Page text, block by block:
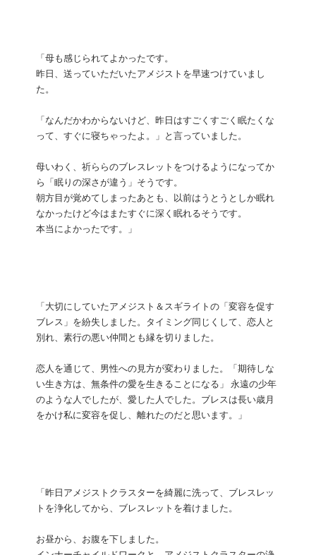
「母も感じられてよかったです。
昨日、送っていただいたアメジストを早速つけていまし
た。
「なんだかわからないけど、昨日はすごくすごく眠たくな
って、すぐに寝ちゃったよ。」と言っていました。
母いわく、祈ららのブレスレットをつけるようになってか
ら「眠りの深さが違う」そうです。
朝方目が覚めてしまったあとも、以前はうとうとしか眠れ
なかったけど今はまたすぐに深く眠れるそうです。
本当によかったです。」
「大切にしていたアメジスト＆スギライトの「変容を促す
ブレス」を紛失しました。タイミング同じくして、恋人と
別れ、素行の悪い仲間とも縁を切りました。
恋人を通じて、男性への見方が変わりました。「期待しな
い生き方は、無条件の愛を生きることになる」 永遠の少年
のような人でしたが、愛した人でした。ブレスは長い歳月
をかけ私に変容を促し、離れたのだと思います。」
「昨日アメジストクラスターを綺麗に洗って、ブレスレッ
トを浄化してから、ブレスレットを着けました。
お昼から、お腹を下しました。